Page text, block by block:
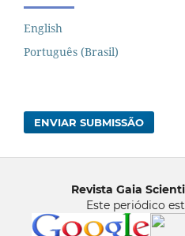
English
Português (Brasil)
ENVIAR SUBMISSÃO
Revista Gaia
Este periódico